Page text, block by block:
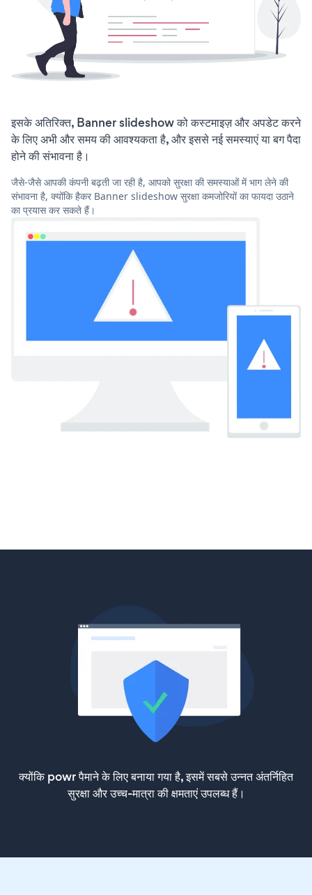
इसके अतिरिक्त, Banner slideshow को कस्टमाइज़ और अपडेट करने
के लिए अभी और समय की आवश्यकता है, और इससे नई समस्याएं या बग पैदा
होने की संभावना है।
जैसे-जैसे आपकी कंपनी बढ़ती जा रही है, आपको सुरक्षा की समस्याओं में भाग लेने की
संभावना है, क्योंकि हैकर Banner slideshow सुरक्षा कमजोरियों का फायदा उठाने
का प्रयास कर सकते हैं।
क्योंकि powr पैमाने के लिए बनाया गया है, इसमें सबसे उन्नत अंतर्निहित
सुरक्षा और उच्च-मात्रा की क्षमताएं उपलब्ध हैं।